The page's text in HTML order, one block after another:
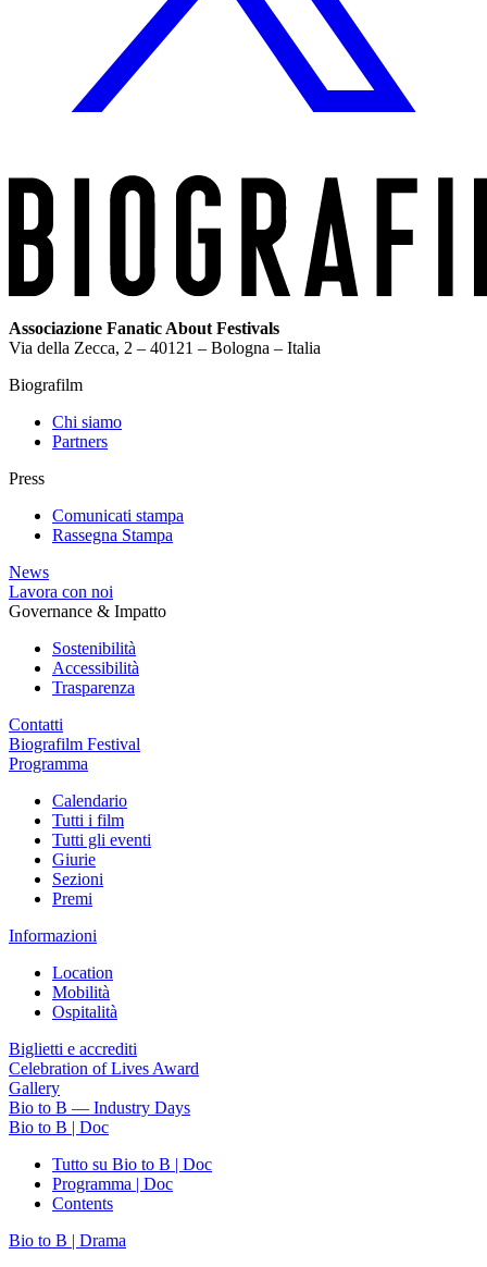
Associazione Fanatic About Festivals
Via della Zecca, 2 – 40121 – Bologna – Italia
Biografilm
Chi siamo
Partners
Press
Comunicati stampa
Rassegna Stampa
News
Lavora con noi
Governance & Impatto
Sostenibilità
Accessibilità
Trasparenza
Contatti
Biografilm Festival
Programma
Calendario
Tutti i film
Tutti gli eventi
Giurie
Sezioni
Premi
Informazioni
Location
Mobilità
Ospitalità
Biglietti e accrediti
Celebration of Lives Award
Gallery
Bio to B — Industry Days
Bio to B | Doc
Tutto su Bio to B | Doc
Programma | Doc
Contents
Bio to B | Drama